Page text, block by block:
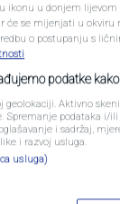
Oglas
ikonu u donjem lijevom
će se mijenjati u okviru
o postupanju s
podatke
geolokaciji. Aktivno
Spremanje podataka i/
i sadržaj,
i razvoj usluga.
usluga)